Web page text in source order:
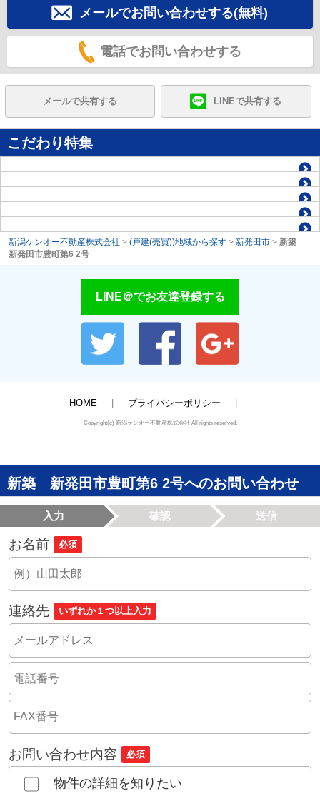
メールでお問い合わせする(無料)
電話でお問い合わせする
メールで共有する LINEで共有する
こだわり特集
新潟ケンオー不動産株式会社 > (戸建(売買))地域から探す > 新発田市 > 新築
新発田市豊町第6 2号
LINE＠でお友達登録する
HOME プライバシーポリシー
Copyright(c) 新潟ケンオー不動産株式会社 All rights reserved.
新築 新発田市豊町第6 2号へのお問い合わせ
入力 確認 送信
お名前 必須
連絡先 いずれか１つ以上入力
お問い合わせ内容 必須
物件の詳細を知りたい